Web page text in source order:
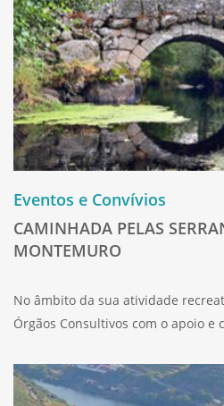
Eventos e Convívios
CAMINHADA PELAS
MONTEMURO
No âmbito da sua atividade
Órgãos Consultivos com o apoio e